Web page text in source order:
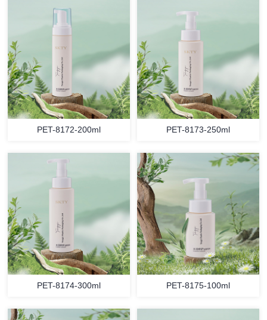
PET-8172-200ml PET-8173-250ml
PET-8174-300ml PET-8175-100ml